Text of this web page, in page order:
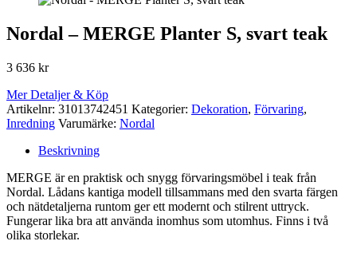
Nordal – MERGE Planter S, svart teak
3 636 kr
Mer Detaljer & Köp
Artikelnr: 31013742451 Kategorier: Dekoration, Förvaring,
Inredning Varumärke: Nordal
Beskrivning
MERGE är en praktisk och snygg förvaringsmöbel i teak från
Nordal. Lådans kantiga modell tillsammans med den svarta färgen
och nätdetaljerna runtom ger ett modernt och stilrent uttryck.
Fungerar lika bra att använda inomhus som utomhus. Finns i två
olika storlekar.